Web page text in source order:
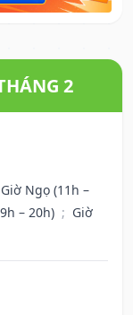
2
Giờ Ngọ (11h –
– 20h) ; Giờ